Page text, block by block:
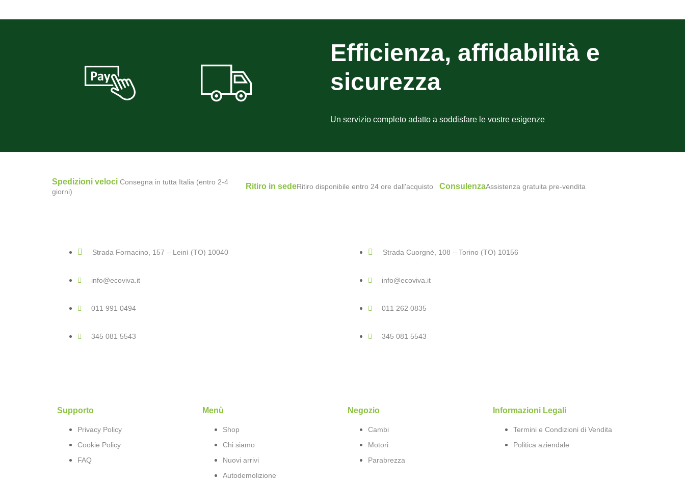
Efficienza, affidabilità e
sicurezza
Un servizio completo adatto a soddisfare le vostre esigenze
Spedizioni veloci Consegna in tutta Italia (entro 2-4
giorni)
Ritiro in sedeRitiro disponibile entro 24 ore dall'acquisto ConsulenzaAssistenza gratuita pre-vendita
Strada Fornacino, 157 – Leinì (TO) 10040
info@ecoviva.it
011 991 0494
345 081 5543
Strada Cuorgnè, 108 – Torino (TO) 10156
info@ecoviva.it
011 262 0835
345 081 5543
Supporto
Privacy Policy
Cookie Policy
FAQ
Menù
Shop
Chi siamo
Nuovi arrivi
Autodemolizione
Negozio
Cambi
Motori
Parabrezza
Informazioni Legali
Termini e Condizioni di Vendita
Politica aziendale